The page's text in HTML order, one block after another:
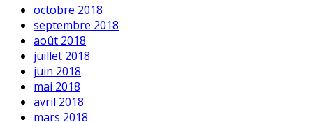
octobre 2018
septembre 2018
août 2018
juillet 2018
juin 2018
mai 2018
avril 2018
mars 2018